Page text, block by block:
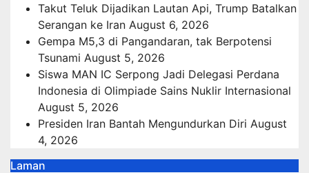
Takut Teluk Dijadikan Lautan Api, Trump Batalkan
Serangan ke Iran August 6, 2026
Gempa M5,3 di Pangandaran, tak Berpotensi
Tsunami August 5, 2026
Siswa MAN IC Serpong Jadi Delegasi Perdana
Indonesia di Olimpiade Sains Nuklir Internasional
August 5, 2026
Presiden Iran Bantah Mengundurkan Diri August
4, 2026
Laman